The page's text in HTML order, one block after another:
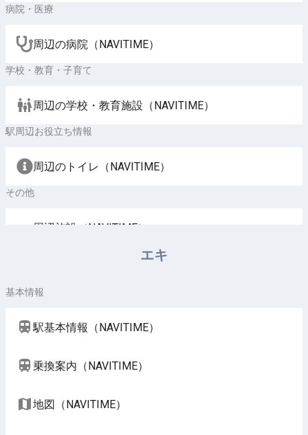
病院・医療
周辺の病院（NAVITIME）
学校・教育・子育て
周辺の学校・教育施設（NAVITIME）
駅周辺お役立ち情報
周辺のトイレ（NAVITIME）
その他
周辺施設（NAVITIME）
エキ
基本情報
駅基本情報（NAVITIME）
乗換案内（NAVITIME）
地図（NAVITIME）